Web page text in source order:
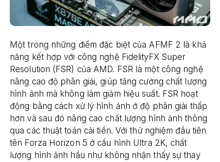
Một trong những điểm đặc biệt của AFMF 2 là khả
năng kết hợp với công nghệ FidelityFX Super
Resolution (FSR) của AMD. FSR là một công nghệ
nâng cao độ phân giải, giúp tăng cường chất lượng
hình ảnh mà không làm giảm hiệu suất. FSR hoạt
động bằng cách xử lý hình ảnh ở độ phân giải thấp
hơn và sau đó nâng cao chất lượng hình ảnh thông
qua các thuật toán cải tiến. Với thử nghiệm đầu tiên
tên Forza Horizon 5 ở cấu hình Ultra 2K, chất
lượng hình ảnh hầu như không nhận thấy sự thay